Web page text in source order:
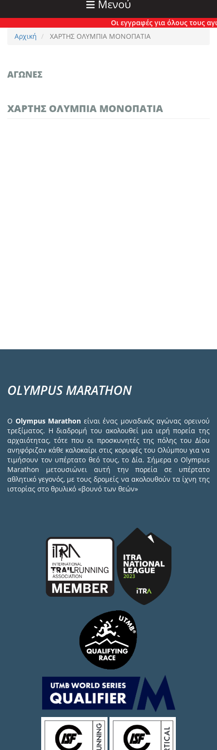
Μενού
Οι εγγραφές για όλους τους
Αρχική
ΧΑΡΤΗΣ ΟΛΥΜΠΙΑ ΜΟΝΟΠΑΤΙΑ
ΑΓΏΝΕΣ
ΧΑΡΤΗΣ ΟΛΥΜΠΙΑ ΜΟΝΟΠΑΤΙΑ
OLYMPUS MARATHON
Ο Olympus Marathon είναι ένας μοναδικός αγώνας ορεινού
τρεξίματος. Η διαδρομή του ακολουθεί μια ιερή πορεία της
αρχαιότητας, τότε που οι προσκυνητές της πόλης του Δίου
ανηφόριζαν κάθε καλοκαίρι στις κορυφές του Ολύμπου για να
τιμήσουν τον υπέρτατο θεό τους, το Δία. Σήμερα ο Olympus
Marathon μετουσιώνει αυτή την πορεία σε υπέρτατο
αθλητικό γεγονός, με τους δρομείς να ακολουθούν τα ίχνη της
ιστορίας στο θρυλικό «βουνό των θεών»